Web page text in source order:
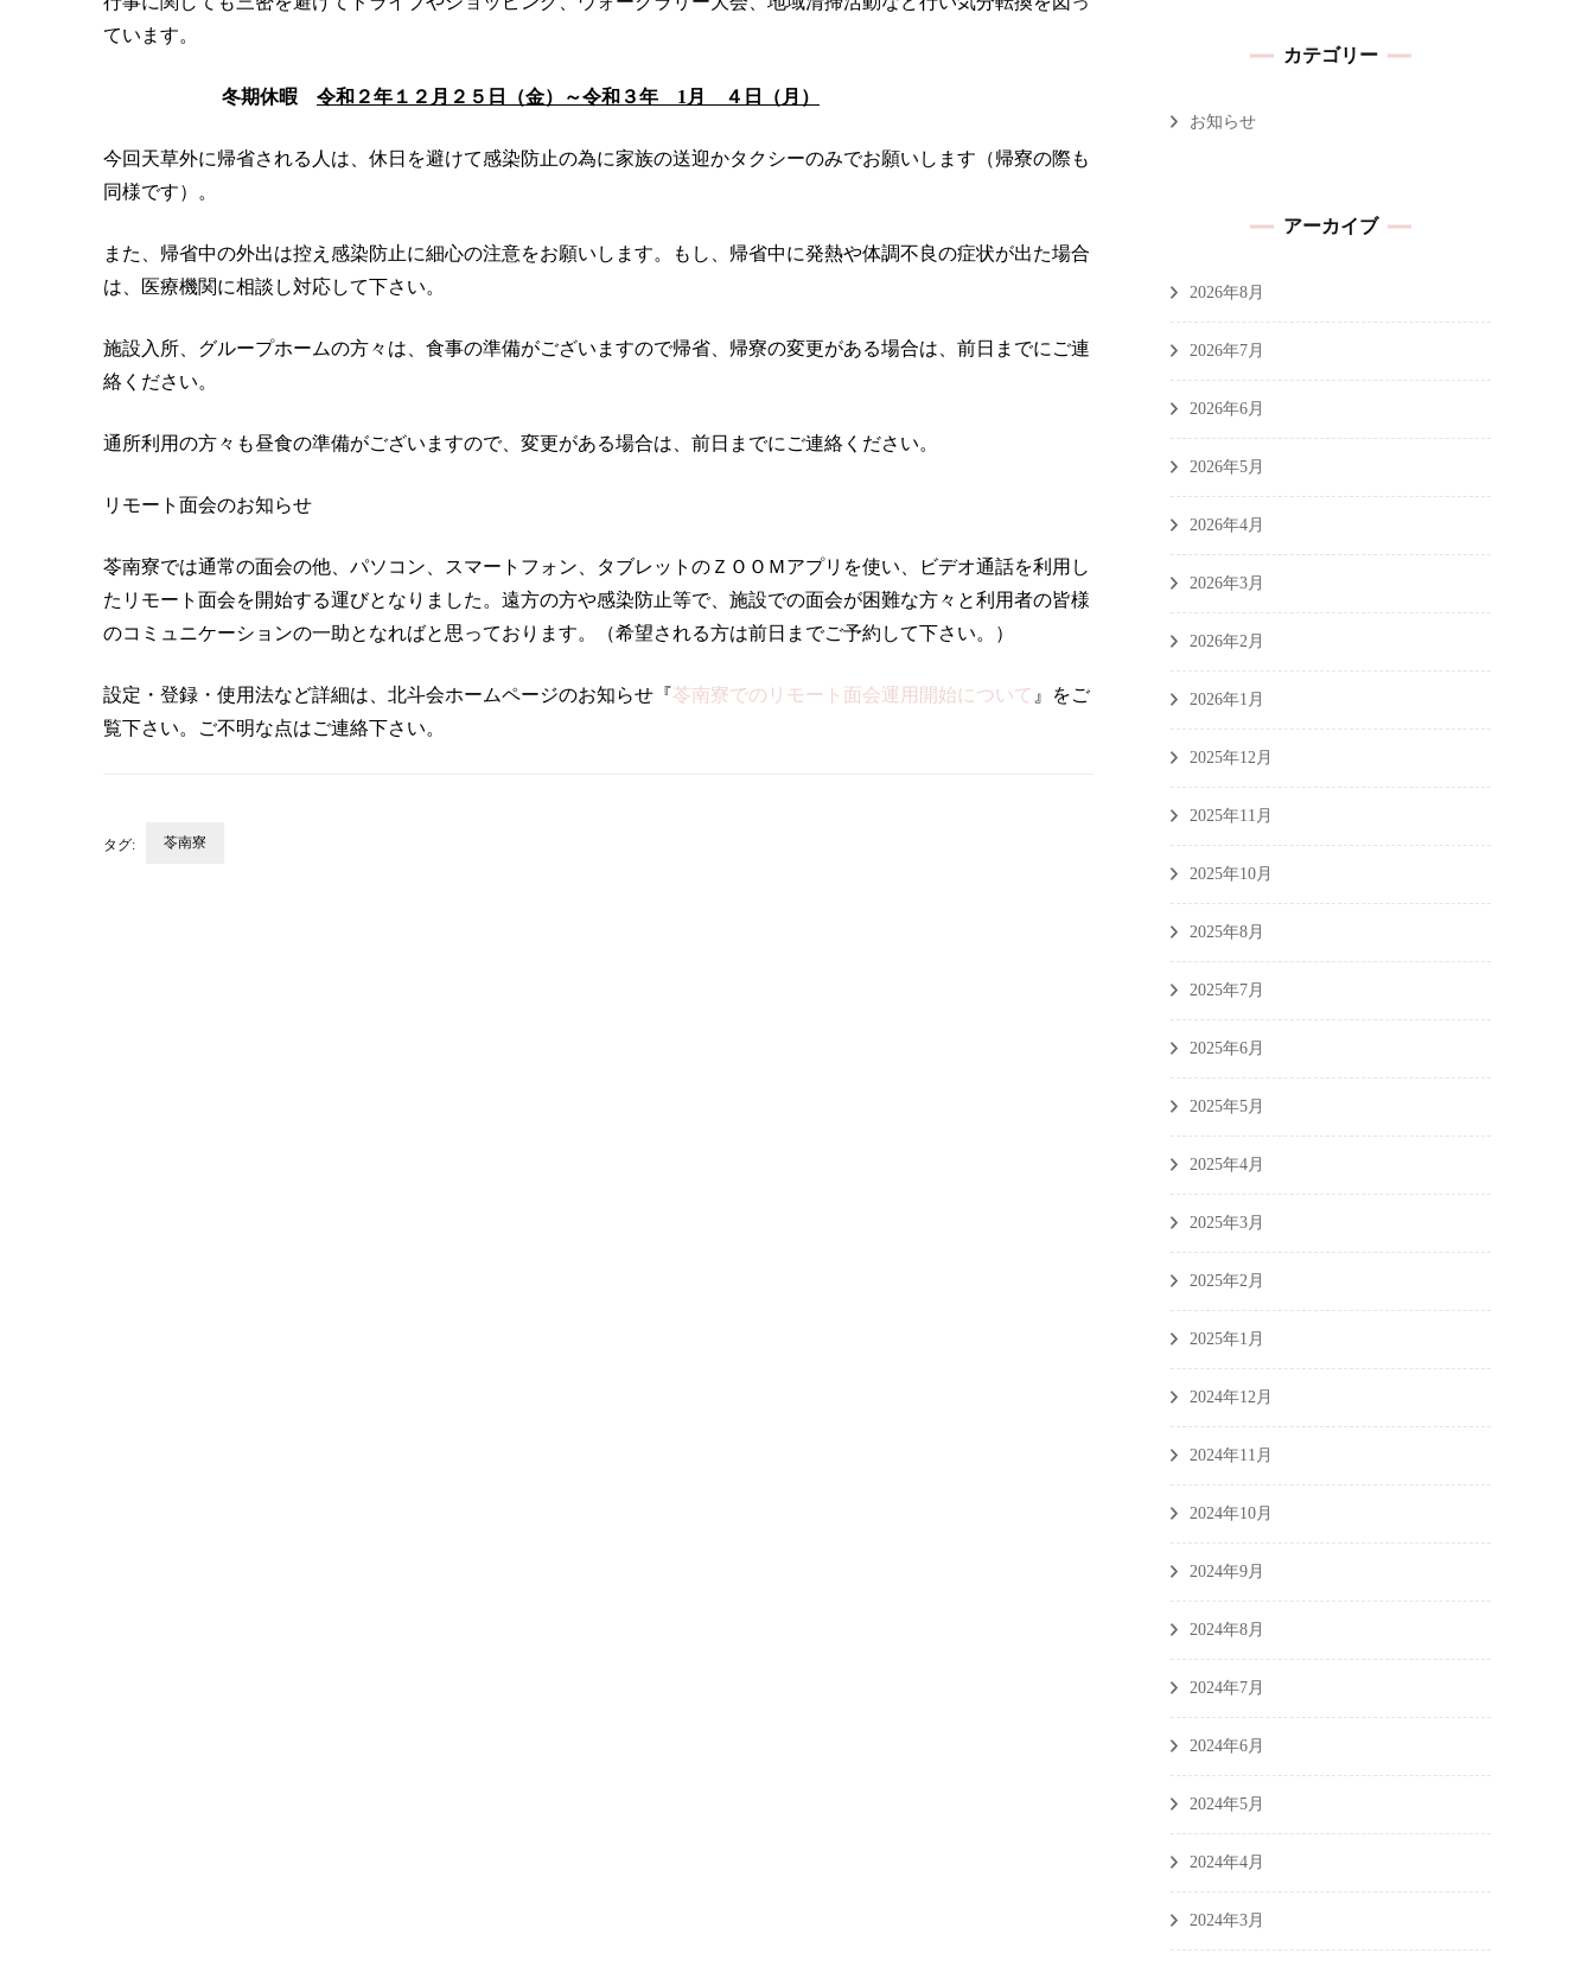
ています。
冬期休暇 令和２年１２月２５日（金）～令和３年 1月 ４日（月）
今回天草外に帰省される人は、休日を避けて感染防止の為に家族の送迎かタクシーのみでお願いします（帰寮の際も
同様です）。
また、帰省中の外出は控え感染防止に細心の注意をお願いします。もし、帰省中に発熱や体調不良の症状が出た場合
は、医療機関に相談し対応して下さい。
施設入所、グループホームの方々は、食事の準備がございますので帰省、帰寮の変更がある場合は、前日までにご連
絡ください。
通所利用の方々も昼食の準備がございますので、変更がある場合は、前日までにご連絡ください。
リモート面会のお知らせ
苓南寮では通常の面会の他、パソコン、スマートフォン、タブレットのＺＯＯＭアプリを使い、ビデオ通話を利用し
たリモート面会を開始する運びとなりました。遠方の方や感染防止等で、施設での面会が困難な方々と利用者の皆様
のコミュニケーションの一助となればと思っております。（希望される方は前日までご予約して下さい。）
設定・登録・使用法など詳細は、北斗会ホームページのお知らせ『苓南寮でのリモート面会運用開始について 』をご
覧下さい。ご不明な点はご連絡下さい。
タグ: 苓南寮
カテゴリー
お知らせ
アーカイブ
2026年8月
2026年7月
2026年6月
2026年5月
2026年4月
2026年3月
2026年2月
2026年1月
2025年12月
2025年11月
2025年10月
2025年8月
2025年7月
2025年6月
2025年5月
2025年4月
2025年3月
2025年2月
2025年1月
2024年12月
2024年11月
2024年10月
2024年9月
2024年8月
2024年7月
2024年6月
2024年5月
2024年4月
2024年3月